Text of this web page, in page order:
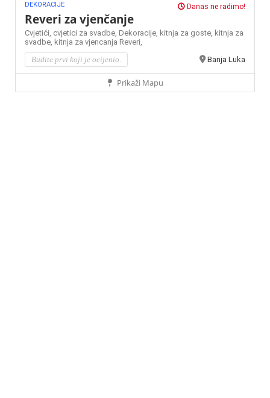
DEKORACIJE Danas ne radimo!
Reveri za vjenčanje
Cvjetići, cvjetici za svadbe, Dekoracije, kitnja za goste, kitnja za
svadbe, kitnja za vjencanja Reveri,
Budite prvi koji je ocijenio.
Banja Luka
Prikaži Mapu